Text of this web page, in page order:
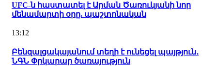
UFC-ն հաստատել է Արման Ծառուկյանի նոր
մենամարտի օրը. պաշտոնական
13:12
Բենզալցակայանում տեղի է ունեցել պայթյուն․
ՆԳՆ Փրկարար ծառայություն